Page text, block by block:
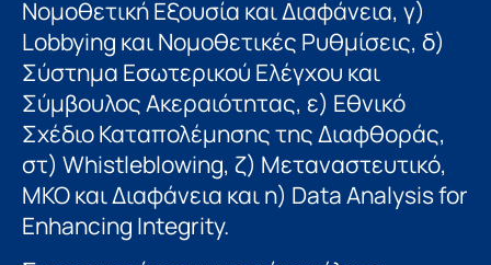
Νομοθετική Εξουσία και Διαφάνεια, γ)
Lobbying και Νομοθετικές Ρυθμίσεις, δ)
Σύστημα Εσωτερικού Ελέγχου και
Σύμβουλος Ακεραιότητας, ε) Εθνικό
Σχέδιο Καταπολέμησης της Διαφθοράς,
στ) Whistleblowing, ζ) Μεταναστευτικό,
ΜΚΟ και Διαφάνεια και η) Data Analysis for
Enhancing Integrity.